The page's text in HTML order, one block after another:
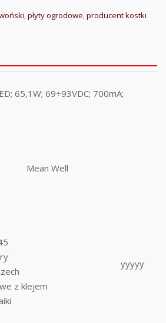
,płyty ogrodowe,producent kostki
65,1W; 69÷93VDC; 700mA;
Mean Well
z klejem
yyyyy